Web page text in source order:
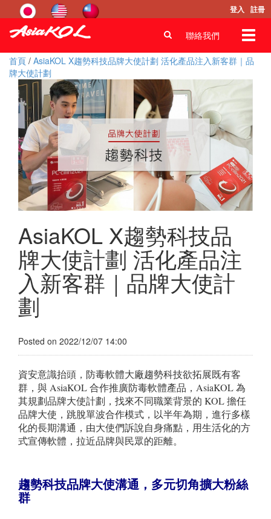
登入 註冊
聯絡我們
首頁 / AsiaKOL X趨勢科技品牌大使計劃 活化產品注入新客群｜品
牌大使計劃
AsiaKOL X趨勢科技品
牌大使計劃 活化產品注
入新客群｜品牌大使計
劃
Posted on 2022/12/07 14:00
資安意識抬頭，防毒軟體大廠趨勢科技欲拓展既有客
群，與 AsiaKOL 合作推廣防毒軟體產品，AsiaKOL 為
其規劃品牌大使計劃，找來不同職業背景的 KOL 擔任
品牌大使，跳脫單波合作模式，以半年為期，進行多樣
化的長期溝通，由大使們訴說自身痛點，用生活化的方
式宣傳軟體，拉近品牌與民眾的距離。
趨勢科技品牌大使溝通，多元切角擴大粉絲
群